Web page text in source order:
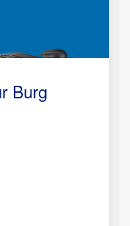
Burg